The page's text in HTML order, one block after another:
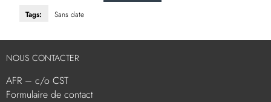
Tags: Sans date
NOUS CONTACTER
AFR – c/o CST
Formulaire de contact